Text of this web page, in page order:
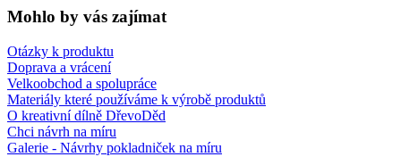
Mohlo by vás zajímat
Otázky k produktu
Doprava a vrácení
Velkoobchod a spolupráce
Materiály které používáme k výrobě produktů
O kreativní dílně DřevoDěd
Chci návrh na míru
Galerie - Návrhy pokladniček na míru